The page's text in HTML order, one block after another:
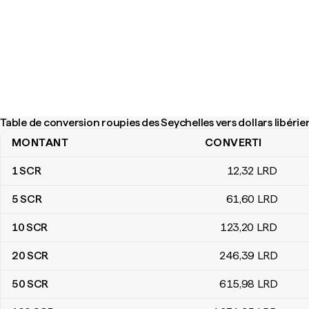
Table de conversion roupies des Seychelles vers dollars
Table de conversion roupies des Seychelles vers dollars libériens
MONTANT CONVERTI
1SCR 12,32 LRD
5SCR 61,60 LRD
10SCR 123,20 LRD
20SCR 246,39 LRD
50SCR 615,98 LRD